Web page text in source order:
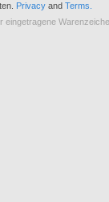
Privacy and Terms.